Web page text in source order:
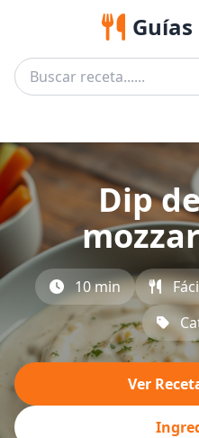
Guías
Dip
10 min
Ver